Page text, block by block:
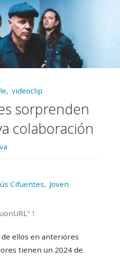
Iván
de
, videoclip
sorprenden
colaboración
Cifuentes, Joven
1
ellos en anteriores
tienen un 2024 de